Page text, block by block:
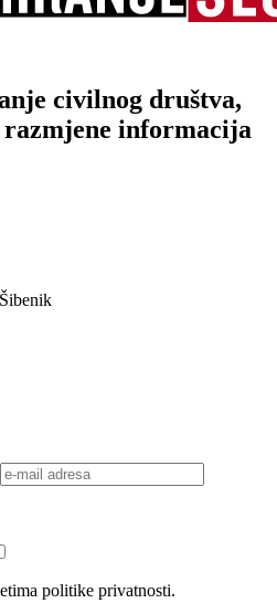
civilnog društva,
informacija
politike privatnosti.